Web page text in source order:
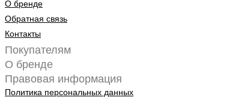
О бренде
Обратная связь
Контакты
Покупателям
О бренде
Правовая информация
Политика персональных данных